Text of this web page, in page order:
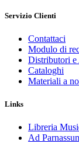
Servizio Clienti
Contattaci
Modulo di
Distributori e
Cataloghi
Materiali a
Links
Libreria
Ad